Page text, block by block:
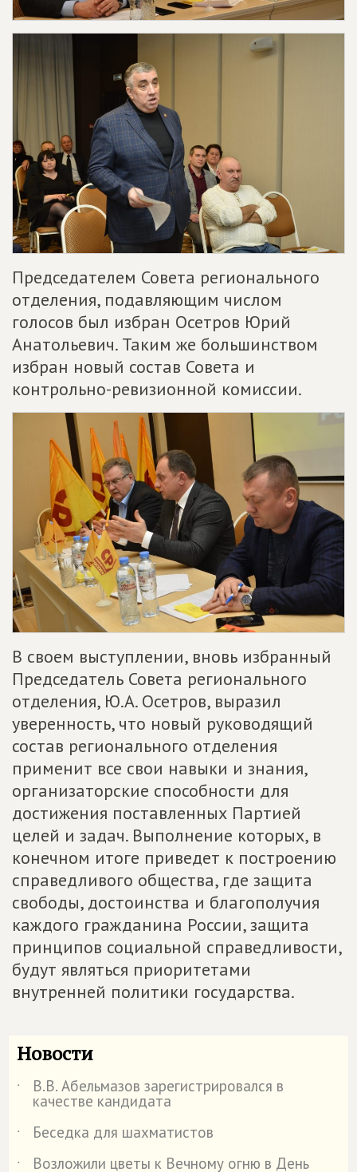
Председателем Совета регионального
отделения, подавляющим числом
голосов был избран Осетров Юрий
Анатольевич. Таким же большинством
избран новый состав Совета и
контрольно-ревизионной комиссии.
В своем выступлении, вновь избранный
Председатель Совета регионального
отделения, Ю.А. Осетров, выразил
уверенность, что новый руководящий
состав регионального отделения
применит все свои навыки и знания,
организаторские способности для
достижения поставленных Партией
целей и задач. Выполнение которых, в
конечном итоге приведет к построению
справедливого общества, где защита
свободы, достоинства и благополучия
каждого гражданина России, защита
принципов социальной справедливости,
будут являться приоритетами
внутренней политики государства.
Новости
˙ В.В. Абельмазов зарегистрировался в
качестве кандидата
˙
Беседка для шахматистов
˙
Возложили цветы к Вечному огню в День